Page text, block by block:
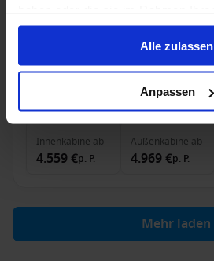
gesammelt haben.
Alle zulassen
Anpassen
Bis zu 399 € Bordguthaben
Nächte
Innenkabine ab
4.559 €p. P.
Außenkabine ab
4.969 €p. P.
Mehr laden